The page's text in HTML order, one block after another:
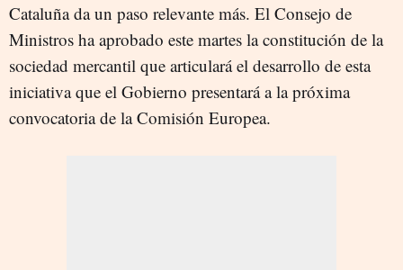
Cataluña da un paso relevante más. El Consejo de
Ministros ha aprobado este martes la constitución de la
sociedad mercantil que articulará el desarrollo de esta
iniciativa que el Gobierno presentará a la próxima
convocatoria de la Comisión Europea.